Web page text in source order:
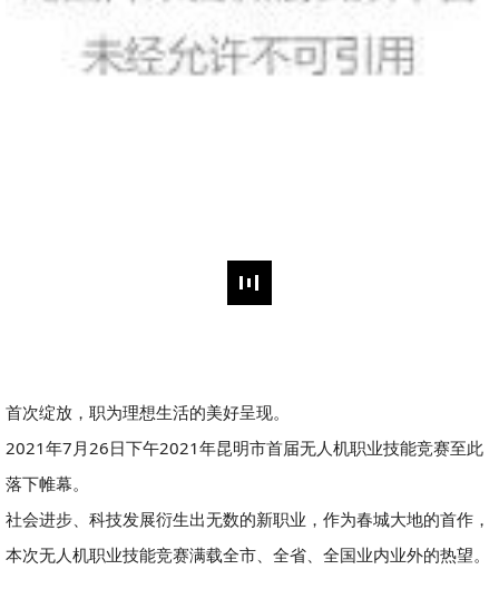
首次绽放，职为理想生活的美好呈现。
2021年7月26日下午2021年昆明市首届无人机职业技能竞赛至此
落下帷幕。
社会进步、科技发展衍生出无数的新职业，作为春城大地的首作，
本次无人机职业技能竞赛满载全市、全省、全国业内业外的热望。